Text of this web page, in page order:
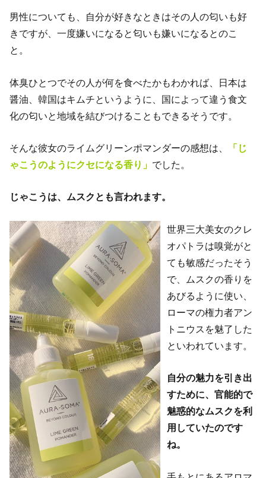
男性についても、自分が好きなときはその人の匂いも好
きですが、一度嫌いになると匂いも嫌いになるとのこ
と。
体臭ひとつでその人が何を食べたかもわかれば、日本は
醤油、韓国はキムチというように、国によって違う食文
化の匂いと地域を結びつけることもできるそうです。
そんな彼女のライムグリーンポマンダーの感想は、
「じ
ゃこうのようにクセになる香り」 でした。
じゃこうは、ムスクとも言われます。
世界三大美女のクレ
オパトラは嗅覚がと
ても敏感だったそう
で、ムスクの香りを
あびるように使い、
ローマの権力者アン
トニウスを魅了した
といわれています。
自分の魅力を引き出
すために、官能的で
魅惑的なムスクを利
用していたのです
ね。